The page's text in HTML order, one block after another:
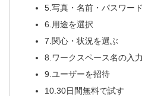
5.写真・名前・パスワー
6.用途を選択
7.関心・状況を選ぶ
8.ワークスペース名の入力
9.ユーザーを招待
10.30日間無料で試す